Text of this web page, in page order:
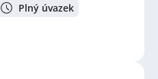
Plný úvazek